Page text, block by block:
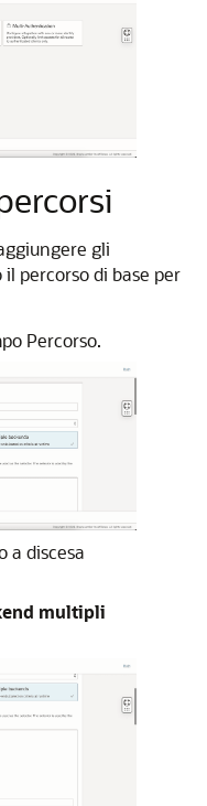
gli
percorso di base per
Percorso.
a discesa
multipli